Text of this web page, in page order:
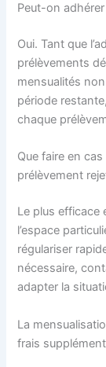
Peut-on
Oui. Tant que
prélèvements
mensualités
période
chaque
Que faire en
prélèvement
Le plus efficace
l’espace
régulariser
nécessaire,
adapter la
La
frais